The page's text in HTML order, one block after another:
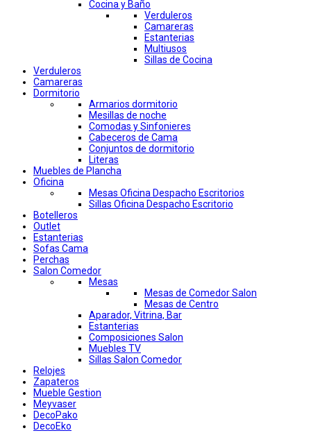
Cocina y Baño
Verduleros
Camareras
Estanterias
Multiusos
Sillas de Cocina
Verduleros
Camareras
Dormitorio
Armarios dormitorio
Mesillas de noche
Comodas y Sinfonieres
Cabeceros de Cama
Conjuntos de dormitorio
Literas
Muebles de Plancha
Oficina
Mesas Oficina Despacho Escritorios
Sillas Oficina Despacho Escritorio
Botelleros
Outlet
Estanterias
Sofas Cama
Perchas
Salon Comedor
Mesas
Mesas de Comedor Salon
Mesas de Centro
Aparador, Vitrina, Bar
Estanterias
Composiciones Salon
Muebles TV
Sillas Salon Comedor
Relojes
Zapateros
Mueble Gestion
Meyvaser
DecoPako
DecoEko